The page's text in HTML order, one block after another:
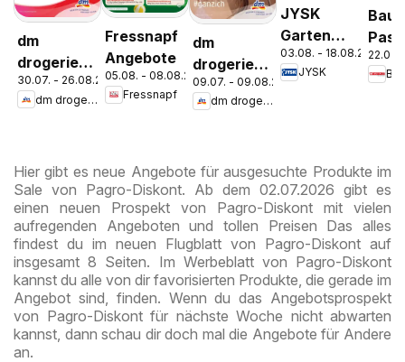
dm
drogerie
markt
Journal
30.07. - 26.08.2026
dm drogerie markt
Fressnapf
Angebote
05.08. - 08.08.2026
Fressnapf
dm
drogerie
markt
Journal
09.07. - 09.08.2026
dm drogerie markt
JYSK
Garten
Abverkauf
Spare Bis
03.08. - 18.08.2026
JYSK
22.07.
Hier gibt es neue Angebote für ausgesuchte Produkte im
Sale von Pagro-Diskont. Ab dem 02.07.2026 gibt es
einen neuen Prospekt von Pagro-Diskont mit vielen
aufregenden Angeboten und tollen Preisen Das alles
findest du im neuen Flugblatt von Pagro-Diskont auf
insgesamt 8 Seiten. Im Werbeblatt von Pagro-Diskont
kannst du alle von dir favorisierten Produkte, die gerade im
Angebot sind, finden. Wenn du das Angebotsprospekt
von Pagro-Diskont für nächste Woche nicht abwarten
kannst, dann schau dir doch mal die Angebote für Andere
an.